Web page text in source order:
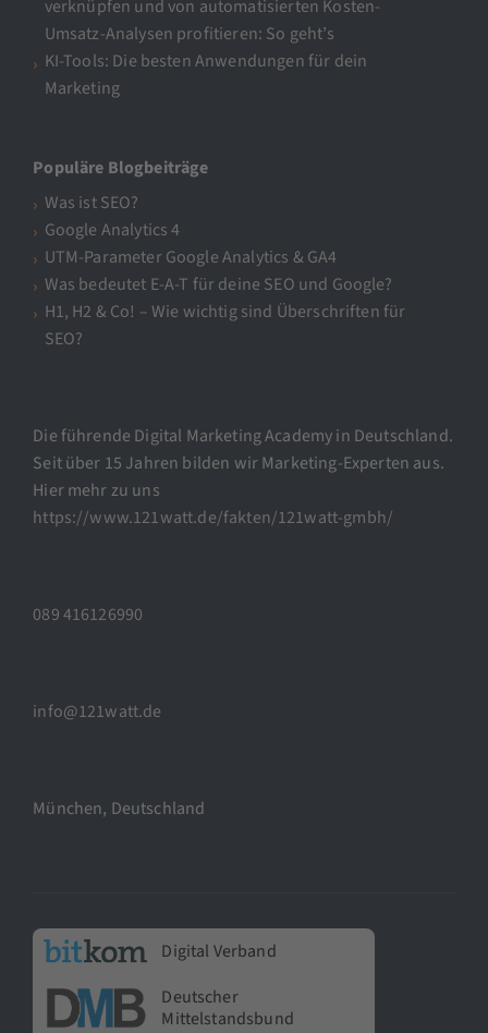
verknüpfen und von automatisierten Kosten-
Umsatz-Analysen profitieren: So geht’s
KI-Tools: Die besten Anwendungen für dein
Marketing
Populäre Blogbeiträge
Was ist SEO?
Google Analytics 4
UTM-Parameter Google Analytics & GA4
Was bedeutet E-A-T für deine SEO und Google?
H1, H2 & Co! – Wie wichtig sind Überschriften für
SEO?
Die führende Digital Marketing Academy in Deutschland.
Seit über 15 Jahren bilden wir Marketing-Experten aus.
Hier mehr zu uns
https://www.121watt.de/fakten/121watt-gmbh/
089 416126990
info@121watt.de
München, Deutschland
Digital Verband
Deutscher
Mittelstandsbund